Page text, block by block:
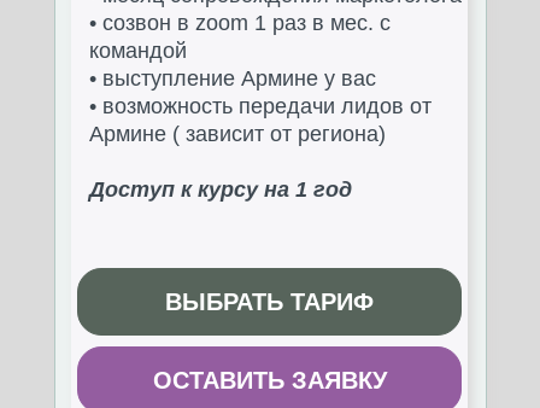
ВЫБРАТЬ ТАРИФ
ОСТАВИТЬ ЗАЯВКУ
• созвон в zoom 1 раз в мес. с
командой
• выступление Армине у вас
• возможность передачи лидов от
Армине ( зависит от региона)
Доступ к курсу на 1 год